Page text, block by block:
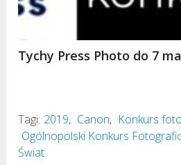
Tychy Press Photo do 7
Tagi: 2019, Canon, Konkurs
Ogólnopolski Konkurs
Świat